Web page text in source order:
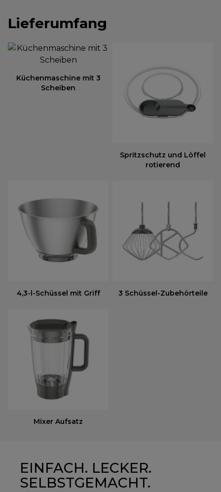
Lieferumfang
Küchenmaschine mit 3
Scheiben
Spritzschutz und Löffel
rotierend
4,3-l-Schüssel mit Griff 3 Schüssel-Zubehörteile
Mixer Aufsatz
EINFACH. LECKER.
SELBSTGEMACHT.